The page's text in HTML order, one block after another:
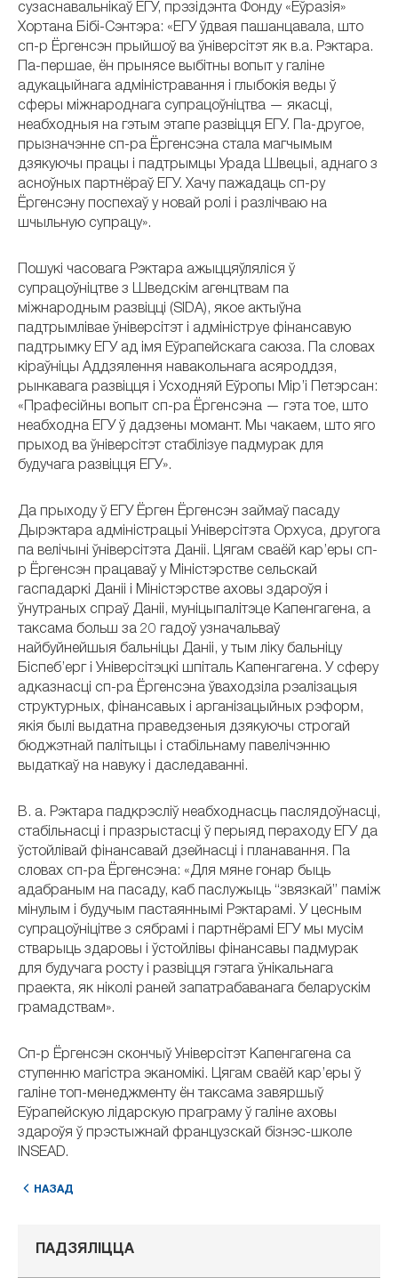
сузаснавальнікаў ЕГУ, прэзідэнта Фонду «Еўразія»
Хортана Бібі-Сэнтэра: «ЕГУ ўдвая пашанцавала, што
сп-р Ёргенсэн прыйшоў ва ўніверсітэт як в.а. Рэктара.
Па-першае, ён прынясе выбітны вопыт у галіне
адукацыйнага адміністравання і глыбокія веды ў
сферы міжнароднага супрацоўніцтва — якасці,
неабходныя на гэтым этапе развіцця ЕГУ. Па-другое,
прызначэнне сп-ра Ёргенсэна стала магчымым
дзякуючы працы і падтрымцы Урада Швецыі, аднаго з
асноўных партнёраў ЕГУ. Хачу пажадаць сп-ру
Ёргенсэну поспехаў у новай ролі і разлічваю на
шчыльную супрацу».
Пошукі часовага Рэктара ажыццяўляліся ў
супрацоўніцтве з Шведскім агенцтвам па
міжнародным развіцці (SIDA), якое актыўна
падтрымлівае ўніверсітэт і адмініструе фінансавую
падтрымку ЕГУ ад імя Еўрапейскага саюза. Па словах
кіраўніцы Аддзялення навакольнага асяроддзя,
рынкавага развіцця і Усходняй Еўропы Мір’і Петэрсан:
«Прафесійны вопыт сп-ра Ёргенсэна — гэта тое, што
неабходна ЕГУ ў дадзены момант. Мы чакаем, што яго
прыход ва ўніверсітэт стабілізуе падмурак для
будучага развіцця ЕГУ».
Да прыходу ў ЕГУ Ёрген Ёргенсэн займаў пасаду
Дырэктара адміністрацыі Універсітэта Орхуса, другога
па велічыні ўніверсітэта Даніі. Цягам сваёй кар’еры сп-
р Ёргенсэн працаваў у Міністэрстве сельскай
гаспадаркі Даніі і Міністэрстве аховы здароўя і
ўнутраных спраў Даніі, муніцыпалітэце Капенгагена, а
таксама больш за 20 гадоў узначальваў
найбуйнейшыя бальніцы Даніі, у тым ліку бальніцу
Біспеб’ерг і Універсітэцкі шпіталь Капенгагена. У сферу
адказнасці сп-ра Ёргенсэна ўваходзіла рэалізацыя
структурных, фінансавых і арганізацыйных рэформ,
якія былі выдатна праведзеныя дзякуючы строгай
бюджэтнай палітыцы і стабільнаму павелічэнню
выдаткаў на навуку і даследаванні.
В. а. Рэктара падкрэсліў неабходнасць паслядоўнасці,
стабільнасці і празрыстасці ў перыяд пераходу ЕГУ да
ўстойлівай фінансавай дзейнасці і планавання. Па
словах сп-ра Ёргенсэна: «Для мяне гонар быць
адабраным на пасаду, каб паслужыць “звязкай” паміж
мінулым і будучым пастаяннымі Рэктарамі. У цесным
супрацоўніцітве з сябрамі і партнёрамі ЕГУ мы мусім
стварыць здаровы і ўстойлівы фінансавы падмурак
для будучага росту і развіцця гэтага ўнікальнага
праекта, як ніколі раней запатрабаванага беларускім
грамадствам».
Сп-р Ёргенсэн скончыў Універсітэт Капенгагена са
ступенню магістра эканомікі. Цягам сваёй кар’еры ў
галіне топ-менеджменту ён таксама завяршыў
Еўрапейскую лідарскую праграму ў галіне аховы
здароўя ў прэстыжнай французскай бізнэс-школе
INSEAD.
НАЗАД
ПАДЗЯЛІЦЦА